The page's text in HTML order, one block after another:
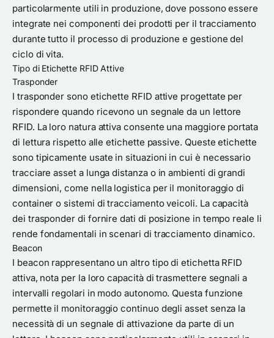
particolarmente utili in produzione, dove possono essere
integrate nei componenti dei prodotti per il tracciamento
durante tutto il processo di produzione e gestione del
ciclo di vita.
Tipo di Etichette RFID Attive
Trasponder
I trasponder sono etichette RFID attive progettate per
rispondere quando ricevono un segnale da un lettore
RFID. La loro natura attiva consente una maggiore portata
di lettura rispetto alle etichette passive. Queste etichette
sono tipicamente usate in situazioni in cui è necessario
tracciare asset a lunga distanza o in ambienti di grandi
dimensioni, come nella logistica per il monitoraggio di
container o sistemi di tracciamento veicoli. La capacità
dei trasponder di fornire dati di posizione in tempo reale li
rende fondamentali in scenari di tracciamento dinamico.
Beacon
I beacon rappresentano un altro tipo di etichetta RFID
attiva, nota per la loro capacità di trasmettere segnali a
intervalli regolari in modo autonomo. Questa funzione
permette il monitoraggio continuo degli asset senza la
necessità di un segnale di attivazione da parte di un